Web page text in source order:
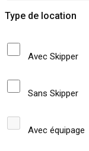
Type de location
Avec Skipper
Sans Skipper
Avec équipage